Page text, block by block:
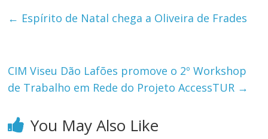
← Espírito de Natal chega a Oliveira de Frades
CIM Viseu Dão Lafões promove o 2º Workshop
de Trabalho em Rede do Projeto AccessTUR →
You May Also Like